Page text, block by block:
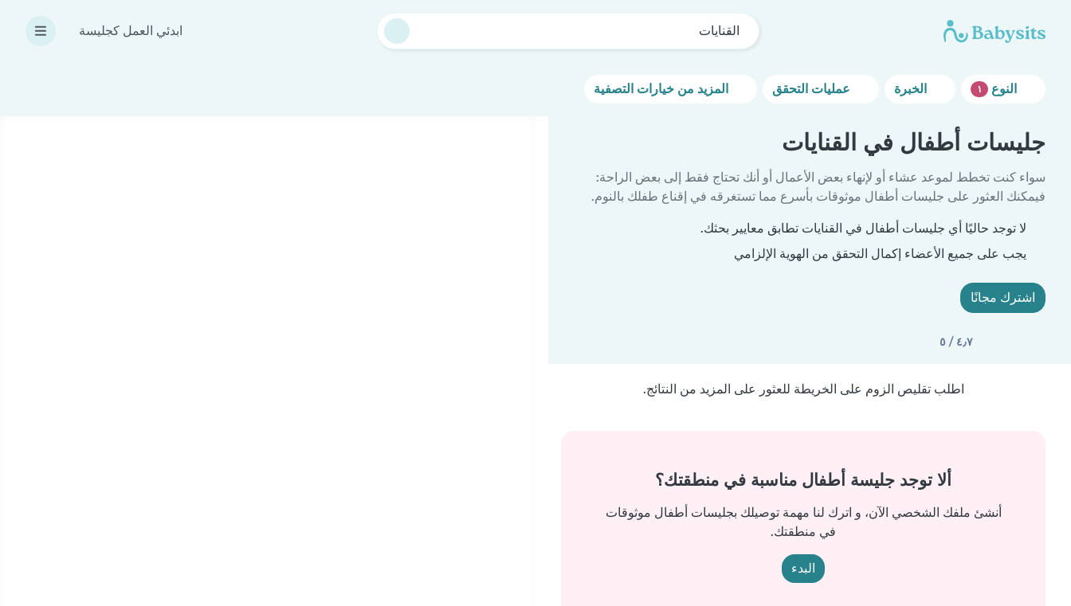
القنايات ابدئي العمل كجليسة
١ المزيد من خيارات التصفية
جليسات أطفال في القنايات
سواء كنت تخطط لموعد عشاء أو لإنهاء بعض الأعمال أو أنك تحتاج فقط إلى بعض الراحة:
فيمكنك العثور على جليسات أطفال موثوقات بأسرع مما تستغرقه في إقناع طفلك بالنوم.
لا توجد حاليًا أي جليسات أطفال في القنايات تطابق معايير بحثك.
يجب على جميع الأعضاء إكمال التحقق من الهوية الإلزامي
اشترك مجانًا
٤٫٧ / ٥
اطلب تقليص الزوم على الخريطة للعثور على المزيد من النتائج.
ألا توجد جليسة أطفال مناسبة في منطقتك؟
أنشئ ملفك الشخصي الآن، و اترك لنا مهمة توصيلك بجليسات أطفال موثوقات
في منطقتك.
البدء